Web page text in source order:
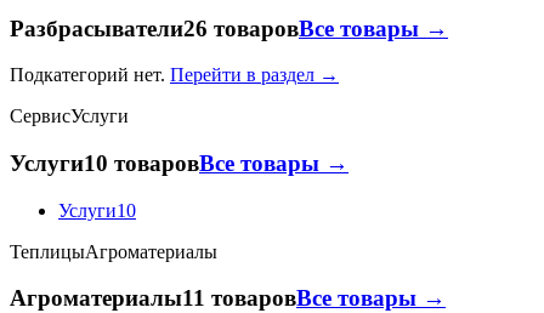
Разбрасыватели26 товаровВсе товары →
Подкатегорий нет. Перейти в раздел →
СервисУслуги
Услуги10 товаровВсе товары →
Услуги10
ТеплицыАгроматериалы
Агроматериалы11 товаровВсе товары →